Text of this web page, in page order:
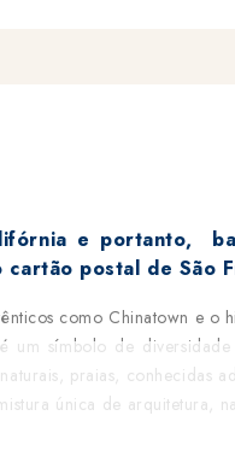
e portanto,
postal de São
como Chinatown e o
um símbolo de
praias, conhecidas
única de arquitetura,